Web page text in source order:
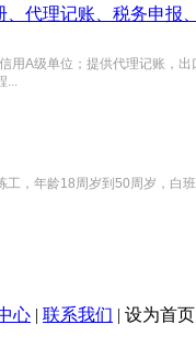
、代理记账、税务申报
用A级单位；提供代理记账，
...
工，年龄18周岁到50周岁，白
心 | 联系我们 | 设为首页